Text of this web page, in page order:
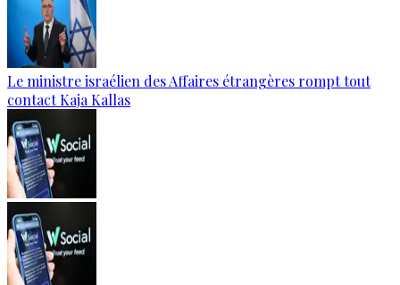
Le ministre israélien des Affaires étrangères rompt tout
contact Kaja Kallas